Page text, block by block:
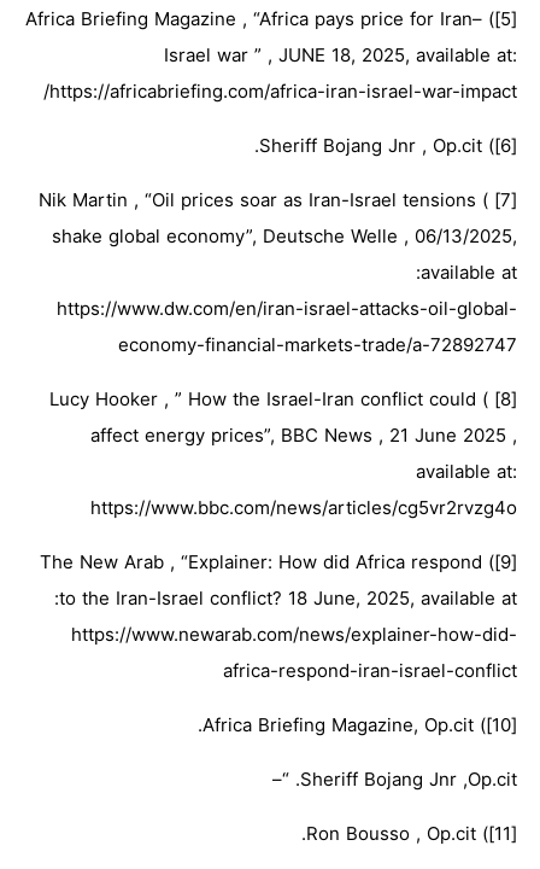
[5]) Africa Briefing Magazine , “Africa pays price for Iran–
Israel war ” , JUNE 18, 2025, available at:
https://africabriefing.com/africa-iran-israel-war-impact/
[6]) Sheriff Bojang Jnr , Op.cit.
[7] ) Nik Martin , “Oil prices soar as Iran-Israel tensions
shake global economy”, Deutsche Welle , 06/13/2025,
available at:
https://www.dw.com/en/iran-israel-attacks-oil-global-
economy-financial-markets-trade/a-72892747
[8] ) Lucy Hooker , ” How the Israel-Iran conflict could
affect energy prices”, BBC News , 21 June 2025 ,
available at:
https://www.bbc.com/news/articles/cg5vr2rvzg4o
[9]) The New Arab , “Explainer: How did Africa respond
to the Iran-Israel conflict? 18 June, 2025, available at:
https://www.newarab.com/news/explainer-how-did-
africa-respond-iran-israel-conflict
[10]) Africa Briefing Magazine, Op.cit.
Sheriff Bojang Jnr ,Op.cit. “–
[11]) Ron Bousso , Op.cit.